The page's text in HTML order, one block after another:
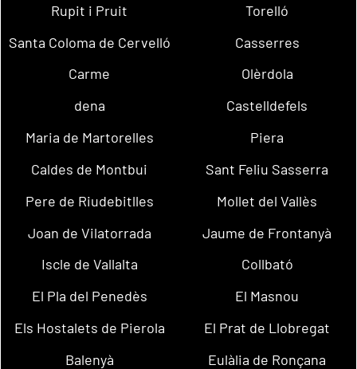
Rupit i Pruit
Torelló
Santa Coloma de Cervelló
Casserres
Carme
Olèrdola
dena
Castelldefels
Maria de Martorelles
Piera
Caldes de Montbui
Sant Feliu Sasserra
Pere de Riudebitlles
Mollet del Vallès
Joan de Vilatorrada
Jaume de Frontanyà
Iscle de Vallalta
Collbató
El Pla del Penedès
El Masnou
Els Hostalets de Pierola
El Prat de Llobregat
Balenyà
Eulàlia de Ronçana